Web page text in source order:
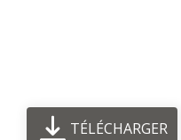
TÉLÉCHARGER